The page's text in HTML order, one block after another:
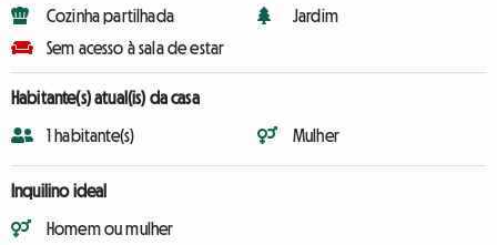
Cozinha partilhada
Sem acesso à sala de estar
Jardim
Habitante(s) atual(is) da casa
1 habitante(s) Mulher
Inquilino ideal
Homem ou mulher